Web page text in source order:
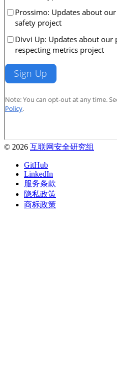
© 2026 互联网安全研究组
GitHub
LinkedIn
服务条款
隐私政策
商标政策